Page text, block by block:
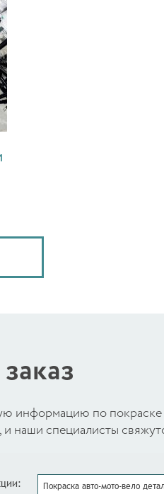
информацию по
наши специалисты
Покраска авто-мото-вело